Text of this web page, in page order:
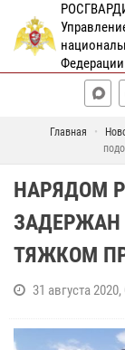
Главная
НАРЯДОМ
ТЯЖКОМ
31 августа